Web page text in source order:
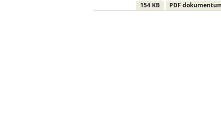
154 KB PDF